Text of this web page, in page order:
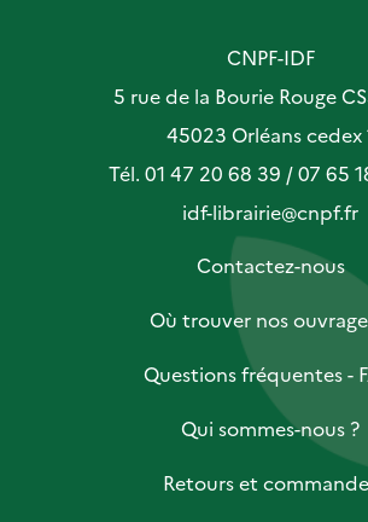
CNPF-IDF
5 rue de la Bourie Rouge
45023 Orléans cedex
Tél. 01 47 20 68 39 / 07 65
idf-librairie@cnpf.fr
Contactez-nous
Où trouver nos
Questions fréquentes -
Qui sommes-nous ?
Retours et